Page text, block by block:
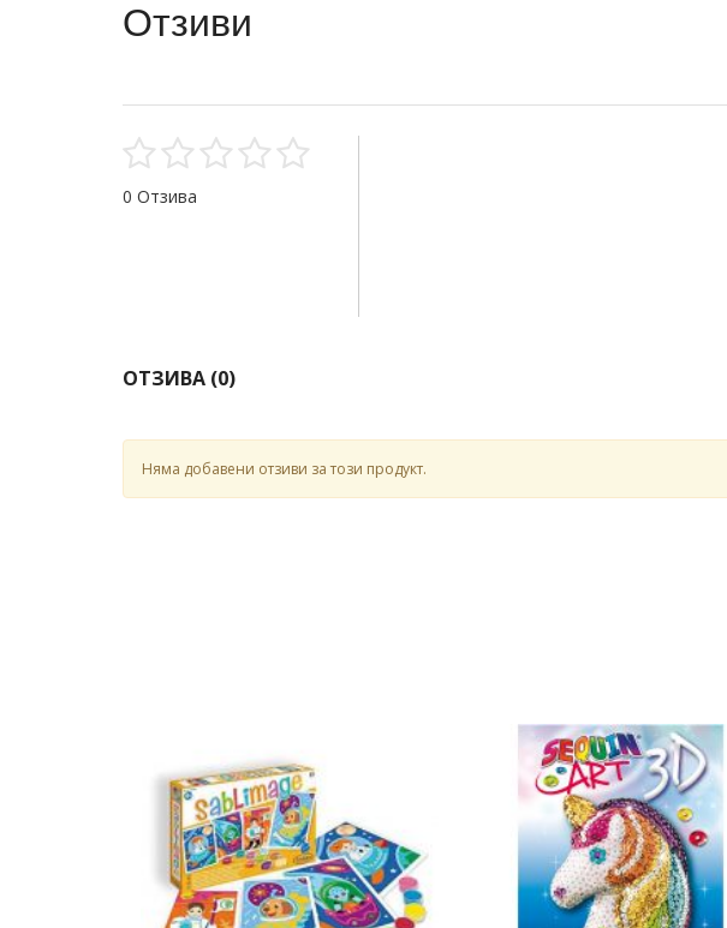
Отзиви
0 Отзива
ОТЗИВА (0)
Няма добавени отзиви за този продукт.